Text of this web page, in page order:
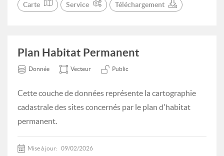
Carte Service Téléchargement
Plan Habitat Permanent
Donnée Vecteur Public
Cette couche de données représente la cartographie
cadastrale des sites concernés par le plan d'habitat
permanent.
Mise à jour: 09/02/2026